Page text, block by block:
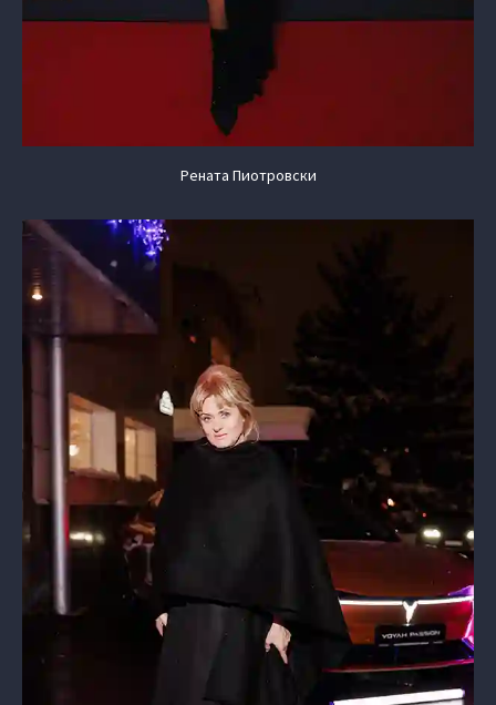
Рената Пиотровски